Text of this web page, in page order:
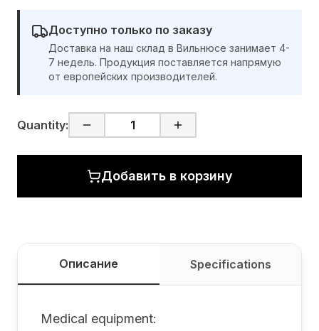
Доступно только по заказу
Доставка на наш склад в Вильнюсе занимает 4-
7 недель. Продукция поставляется напрямую
от европейских производителей.
Quantity:
Добавить в корзину
Описание Specifications
Medical equipment: